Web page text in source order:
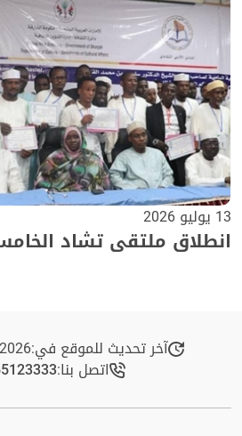
13 يوليو 2026
انطلاق ملتقى تشاد
آخر تحديث للموقع في:30/07/
اتصل بنا: